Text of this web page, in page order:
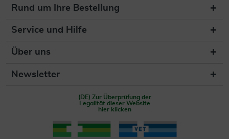
Rund um Ihre Bestellung
Service und Hilfe
Über uns
Newsletter
(DE) Zur Überprüfung der
Legalität dieser Website
hier klicken